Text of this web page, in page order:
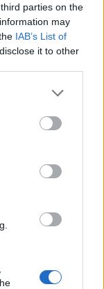
parties on the
may
IAB’s List of
it to other
more Google
may click to
party tags to
below Google